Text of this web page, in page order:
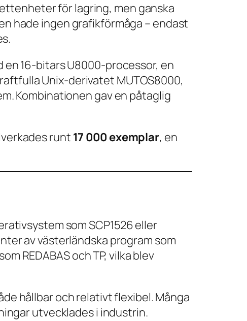
för lagring, men ganska
hade ingen grafikförmåga – endast
en 16-bitars U8000-processor, en
Unix-derivatet MUTOS8000,
Kombinationen gav en påtaglig
runt 17 000 exemplar, en
som SCP1526 eller
av västerländska program som
REDABAS och TP, vilka blev
hållbar och relativt flexibel. Många
utvecklades i industrin.